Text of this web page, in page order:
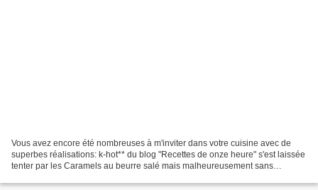
Vous avez encore été nombreuses à m'inviter dans votre cuisine avec de
superbes réalisations: k-hot** du blog "Recettes de onze heure" s'est laissée
tenter par les Caramels au beurre salé mais malheureusement sans